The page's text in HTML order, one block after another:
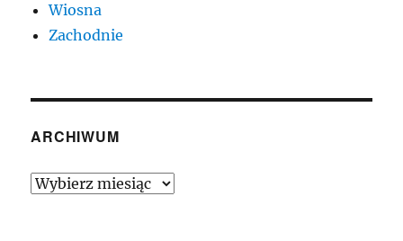
Wiosna
Zachodnie
ARCHIWUM
Archiwum